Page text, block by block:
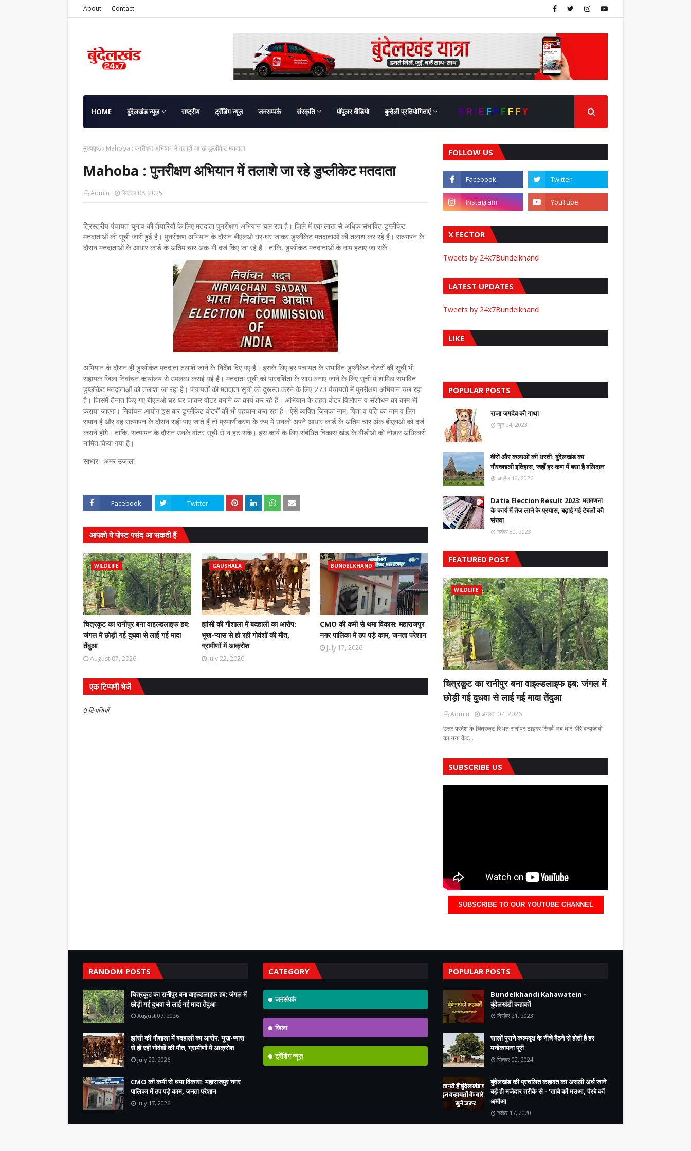
About Contact
HOME बुंदेलखंड न्यूज़ राष्ट्रीय ट्रेंडिंग न्यूज़ जनसम्पर्क संस्कृति पॉपुलर वीडियो बुन्देली प्रतियोगिताएं B R E F F F F F Y
मुख्यपृष्ठ Mahoba : पुनरीक्षण अभियान में तलाशे जा रहे डुप्लीकेट मतदाता
Mahoba : पुनरीक्षण अभियान में तलाशे जा रहे डुप्लीकेट मतदाता
Admin सितंबर 08, 2025
त्रिस्तरीय पंचायत चुनाव की तैयारियों के लिए मतदाता पुनरीक्षण अभियान चल रहा है। जिले में एक लाख से अधिक संभावित डुप्लीकेट
मतदाताओं की सूची जारी हुई है। पुनरीक्षण अभियान के दौरान बीएलओ घर-घर जाकर डुप्लीकेट मतदाताओं की तलाश कर रहे हैं। सत्यापन के
दौरान मतदाताओं के आधार कार्ड के अंतिम चार अंक भी दर्ज किए जा रहे हैं। ताकि, डुप्लीकेट मतदाताओंं के नाम हटाए जा सकें।
अभियान के दौरान ही डुप्लीकेट मतदाता तलाशे जाने के निर्देश दिए गए हैं। इसके लिए हर पंचायत के संभावित डुप्लीकेट वोटरों की सूची भी
सहायक जिला निर्वाचन कार्यालय से उपलब्ध कराई गई है। मतदाता सूची को पारदर्शिता के साथ बनाए जाने के लिए सूची में शामिल संभावित
डुप्लीकेट मतदाताओं को तलाशा जा रहा है। पंचायतों की मतदाता सूची को दुरूस्त करने के लिए 273 पंचायतों में पुनरीक्षण अभियान चल रहा
है। जिसमें तैनात किए गए बीएलओ घर-घर जाकर वोटर बनाने का कार्य कर रहे हैं। अभियान के तहत वोटर विलोपन व संशोधन का काम भी
कराया जाएगा। निर्वाचन आयोग इस बार डुप्लीकेट वोटरों की भी पहचान करा रहा है। ऐसे व्यक्ति जिनका नाम, पिता व पति का नाम व लिंग
समान है और वह सत्यापन के दौरान सही पाए जाते हैं तो प्रमाणीकरण के रूप में उनको अपने आधार कार्ड के अंतिम चार अंक बीएलओ को दर्ज
कराने होंगे। ताकि, सत्यापन के दौरान उनके वोटर सूची से न हट सकें। इस कार्य के लिए संबंधित विकास खंड के बीडीओ को नोडल अधिकारी
नामित किया गया है।
साभार : अमर उजाला
Facebook Twitter
आपको ये पोस्ट पसंद आ सकती हैं
WILDLIFE
चित्रकूट का रानीपुर बना वाइल्डलाइफ हब:
जंगल में छोड़ी गई दुधवा से लाई गई मादा
तेंदुआ
August 07, 2026
GAUSHALA
झांसी की गौशाला में बदहाली का आरोप:
भूख-प्यास से हो रही गोवंशों की मौत,
ग्रामीणों में आक्रोश
July 22, 2026
BUNDELKHAND
CMO की कमी से थमा विकास: महाराजपुर
नगर पालिका में ठप पड़े काम, जनता परेशान
July 17, 2026
एक टिप्पणी भेजें
0 टिप्पणियाँ
FOLLOW US
X FECTOR
Tweets by 24x7Bundelkhand
LATEST UPDATES
Tweets by 24x7Bundelkhand
LIKE
POPULAR POSTS
राजा जगदेव की गाथा
जून 24, 2023
वीरों और कलाओं की धरती: बुंदेलखंड का
गौरवशाली इतिहास, जहाँ हर कण में बसा है बलिदान
अप्रैल 10, 2026
Datia Election Result 2023: मतगणना
के कार्य में तेज लाने के प्रयास, बढ़ाई गई टेबलों की
संख्या
नवंबर 30, 2023
FEATURED POST
WILDLIFE
चित्रकूट का रानीपुर बना वाइल्डलाइफ हब: जंगल में
छोड़ी गई दुधवा से लाई गई मादा तेंदुआ
Admin
अगस्त 07, 2026
उत्तर प्रदेश के चित्रकूट स्थित रानीपुर टाइगर रिजर्व अब धीरे-धीरे वन्यजीवों
का नया केंद…
SUBSCRIBE US
SUBSCRIBE TO OUR YOUTUBE CHANNEL
RANDOM POSTS
चित्रकूट का रानीपुर बना वाइल्डलाइफ हब: जंगल में
छोड़ी गई दुधवा से लाई गई मादा तेंदुआ
August 07, 2026
झांसी की गौशाला में बदहाली का आरोप: भूख-प्यास
से हो रही गोवंशों की मौत, ग्रामीणों में आक्रोश
July 22, 2026
CMO की कमी से थमा विकास: महाराजपुर नगर
पालिका में ठप पड़े काम, जनता परेशान
July 17, 2026
CATEGORY
जनसंपर्क
जिला
ट्रेंडिंग न्यूज़
POPULAR POSTS
Bundelkhandi Kahawatein -
बुंदेलखंडी कहावतें
दिसंबर 21, 2023
सालों पुराने कल्पवृक्ष के नीचे बैठने से होती है हर
मनोकामना पूरी
सितंबर 02, 2024
बुंदेलखंड की प्रचलित कहावत का असली अर्थ जानें
बड़े ही मजेदार तरीके से - 'खाबे कों मउआ, पैरबे कों
अमौआ
नवंबर 17, 2020